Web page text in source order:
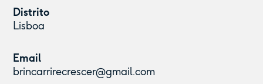
Distrito
Lisboa
Email
brincarrirecrescer@gmail.com